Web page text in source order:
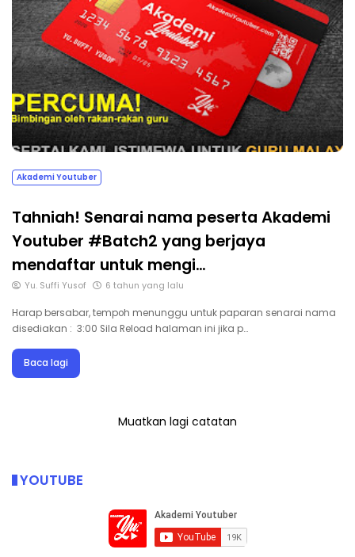
Akademi Youtuber
Tahniah! Senarai nama peserta Akademi
Youtuber #Batch2 yang berjaya
mendaftar untuk mengi…
Yu. Suffi Yusof 6 tahun yang lalu
Harap bersabar, tempoh menunggu untuk paparan senarai nama
disediakan : 3:00 Sila Reload halaman ini jika p…
Baca lagi
Muatkan lagi catatan
YOUTUBE